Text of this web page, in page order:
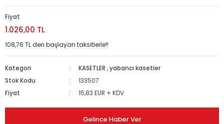
Fiyat
1.026,00 TL
108,76 TL den başlayan taksitlerle!!
Kategori KASETLER ,yabancı kasetler
Stok Kodu
133507
Fiyat
15,83 EUR + KDV
Gelince Haber Ver